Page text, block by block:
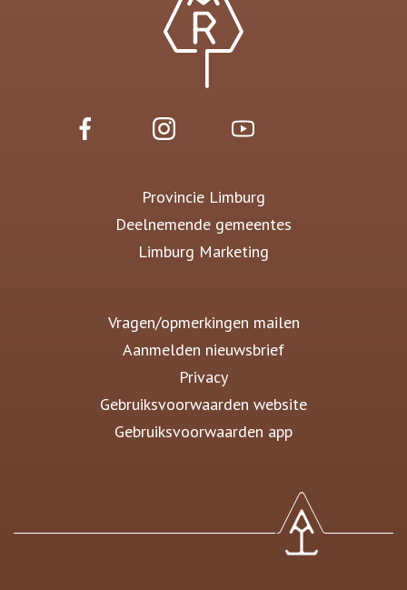
Provincie Limburg
Deelnemende gemeentes
Limburg Marketing
Vragen/opmerkingen mailen
Aanmelden nieuwsbrief
Privacy
Gebruiksvoorwaarden website
Gebruiksvoorwaarden app